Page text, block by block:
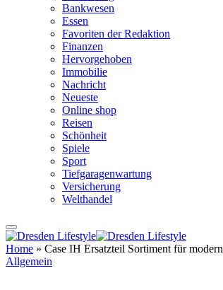
Bankwesen
Essen
Favoriten der Redaktion
Finanzen
Hervorgehoben
Immobilie
Nachricht
Neueste
Online shop
Reisen
Schönheit
Spiele
Sport
Tiefgaragenwartung
Versicherung
Welthandel
Home » Case IH Ersatzteil Sortiment für
Allgemein